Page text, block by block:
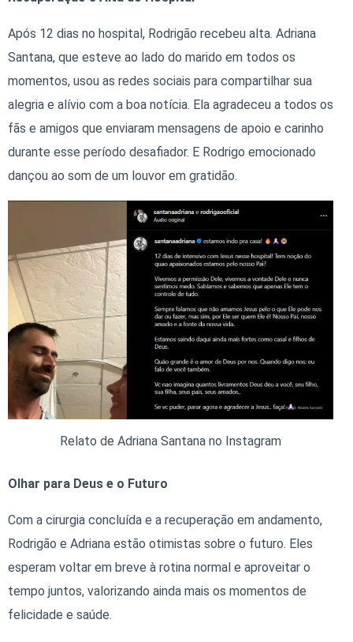
Após 12 dias no hospital, Rodrigão recebeu alta. Adriana
Santana, que esteve ao lado do marido em todos os
momentos, usou as redes sociais para compartilhar sua
alegria e alívio com a boa notícia. Ela agradeceu a todos os
fãs e amigos que enviaram mensagens de apoio e carinho
durante esse período desafiador. E Rodrigo emocionado
dançou ao som de um louvor em gratidão.
Relato de Adriana Santana no Instagram
Olhar para Deus e o Futuro
Com a cirurgia concluída e a recuperação em andamento,
Rodrigão e Adriana estão otimistas sobre o futuro. Eles
esperam voltar em breve à rotina normal e aproveitar o
tempo juntos, valorizando ainda mais os momentos de
felicidade e saúde.